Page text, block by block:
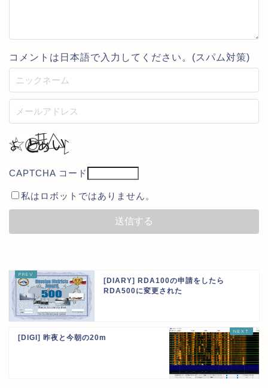
コメントは日本語で入力してください。(スパム対策)
CAPTCHA コード
私はロボットではありません。
[DIARY] RDA100の申請をしたら
RDA500に変更された
[DIGI] 昨夜と今朝の20m